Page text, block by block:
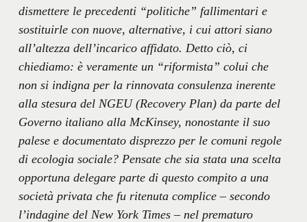
dismettere le precedenti “politiche” fallimentari e
sostituirle con nuove, alternative, i cui attori siano
all’altezza dell’incarico affidato. Detto ciò, ci
chiediamo: è veramente un “riformista” colui che
non si indigna per la rinnovata consulenza inerente
alla stesura del NGEU (Recovery Plan) da parte del
Governo italiano alla McKinsey, nonostante il suo
palese e documentato disprezzo per le comuni regole
di ecologia sociale? Pensate che sia stata una scelta
opportuna delegare parte di questo compito a una
società privata che fu ritenuta complice – secondo
l’indagine del New York Times – nel prematuro